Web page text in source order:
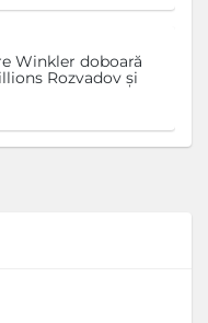
Winkler doboară
Rozvadov și